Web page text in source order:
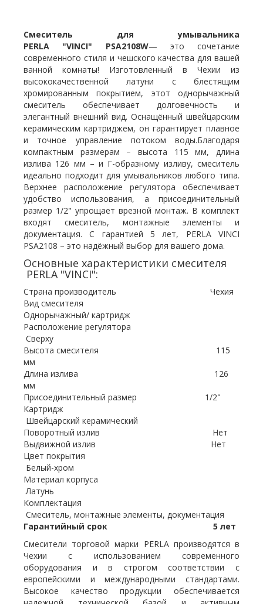
Смеситель для умывальника
PERLA "VINCI" PSA2108W— это сочетание
современного стиля и чешского качества для вашей
ванной комнаты! Изготовленный в Чехии из
высококачественной латуни с блестящим
хромированным покрытием, этот однорычажный
смеситель обеспечивает долговечность и
элегантный внешний вид. Оснащённый швейцарским
керамическим картриджем, он гарантирует плавное
и точное управление потоком воды.Благодаря
компактным размерам – высота 115 мм, длина
излива 126 мм – и Г-образному изливу, смеситель
идеально подходит для умывальников любого типа.
Верхнее расположение регулятора обеспечивает
удобство использования, а присоединительный
размер 1/2" упрощает врезной монтаж. В комплект
входят смеситель, монтажные элементы и
документация. С гарантией 5 лет, PERLA VINCI
PSA2108 – это надёжный выбор для вашего дома.
Основные характеристики смесителя
PERLA "VINCI":
Страна производитель Чехия
Вид смесителя
Однорычажный/ картридж
Расположение регулятора
Сверху
Высота смесителя 115
мм
Длина излива 126
мм
Присоединительный размер 1/2"
Картридж
Швейцарский керамический
Поворотный излив Нет
Выдвижной излив Нет
Цвет покрытия
Белый-хром
Материал корпуса
Латунь
Комплектация
Смеситель, монтажные элементы, документация
Гарантийный срок 5 лет
Смесители торговой марки PERLA производятся в
Чехии с использованием современного
оборудования и в строгом соответствии с
европейскими и международными стандартами.
Высокое качество продукции обеспечивается